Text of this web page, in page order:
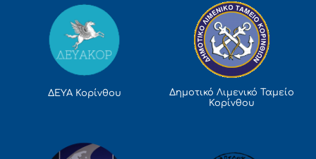
ΔΕΥΑ Κορίνθου
Δημοτικό Λιμενικό Ταμείο
Κορίνθου